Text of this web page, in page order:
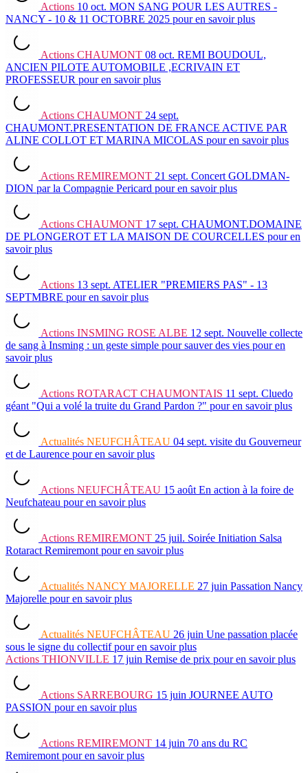
Actions 10 oct. MON SANG POUR LES AUTRES -
NANCY - 10 & 11 OCTOBRE 2025 pour en savoir plus
Actions CHAUMONT 08 oct. REMI BOUDOUL,
ANCIEN PILOTE AUTOMOBILE ,ECRIVAIN ET
PROFESSEUR pour en savoir plus
Actions CHAUMONT 24 sept.
CHAUMONT.PRESENTATION DE FRANCE ACTIVE PAR
ALINE COLLOT ET MARINA MICOLAS pour en savoir plus
Actions REMIREMONT 21 sept. Concert GOLDMAN-
DION par la Compagnie Pericard pour en savoir plus
Actions CHAUMONT 17 sept. CHAUMONT.DOMAINE
DE PLONGEROT ET LA MAISON DE COURCELLES pour en
savoir plus
Actions 13 sept. ATELIER "PREMIERS PAS" - 13
SEPTMBRE pour en savoir plus
Actions INSMING ROSE ALBE 12 sept. Nouvelle collecte
de sang à Insming : un geste simple pour sauver des vies pour en
savoir plus
Actions ROTARACT CHAUMONTAIS 11 sept. Cluedo
géant "Qui a volé la truite du Grand Pardon ?" pour en savoir plus
Actualités NEUFCHÂTEAU 04 sept. visite du Gouverneur
et de Laurence pour en savoir plus
Actions NEUFCHÂTEAU 15 août En action à la foire de
Neufchateau pour en savoir plus
Actions REMIREMONT 25 juil. Soirée Initiation Salsa
Rotaract Remiremont pour en savoir plus
Actualités NANCY MAJORELLE 27 juin Passation Nancy
Majorelle pour en savoir plus
Actualités NEUFCHÂTEAU 26 juin Une passation placée
sous le signe du collectif pour en savoir plus
Actions THIONVILLE 17 juin Remise de prix pour en savoir plus
Actions SARREBOURG 15 juin JOURNEE AUTO
PASSION pour en savoir plus
Actions REMIREMONT 14 juin 70 ans du RC
Remiremont pour en savoir plus